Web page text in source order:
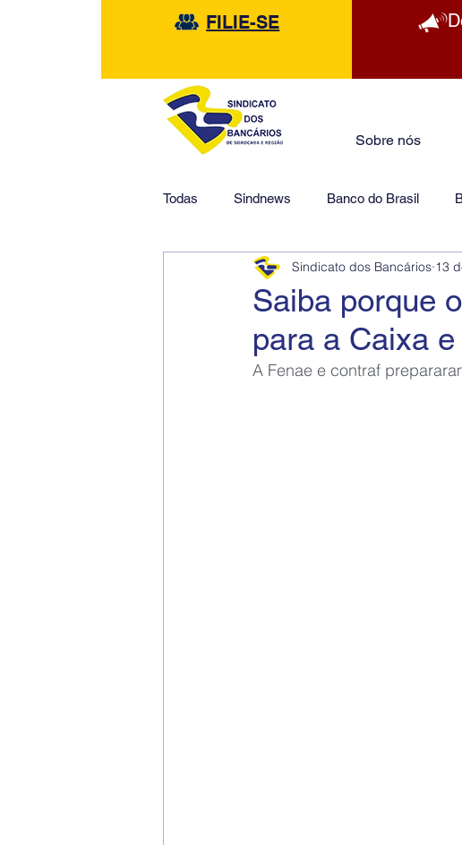
FILIE-SE
Sobre nós
Todas Sindnews Banco do Brasil
HSBC Financeiras
Saiba porque
para a Caixa
Sindicato dos Bancários 13
A Fenae e contraf